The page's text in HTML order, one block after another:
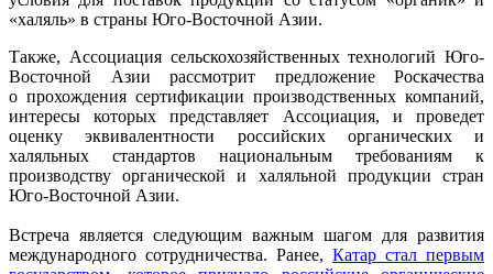
«халяль» в страны Юго-Восточной Азии.
Также, Ассоциация сельскохозяйственных технологий Юго-
Восточной Азии рассмотрит предложение Роскачества
о прохождения сертификации производственных компаний,
интересы которых представляет Ассоциация, и проведет
оценку эквивалентности российских органических и
халяльных стандартов национальным требованиям к
производству органической и халяльной продукции стран
Юго-Восточной Азии.
Встреча является следующим важным шагом для развития
международного сотрудничества. Ранее, Катар стал первым